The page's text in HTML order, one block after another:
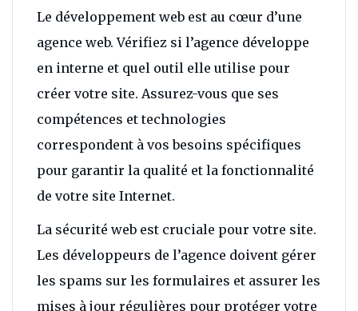
Le développement web est au cœur d’une
agence web. Vérifiez si l’agence développe
en interne et quel outil elle utilise pour
créer votre site. Assurez-vous que ses
compétences et technologies
correspondent à vos besoins spécifiques
pour garantir la qualité et la fonctionnalité
de votre site Internet.
La sécurité web est cruciale pour votre site.
Les développeurs de l’agence doivent gérer
les spams sur les formulaires et assurer les
mises à jour régulières pour protéger votre